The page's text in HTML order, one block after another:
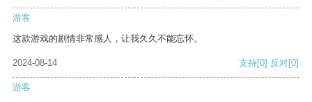
游客
这款游戏的剧情非常感人，让我久久不能忘怀。
2024-08-14 支持[0] 反对[0]
游客